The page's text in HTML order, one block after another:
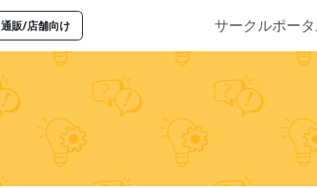
通販/店舗向け サークルポー